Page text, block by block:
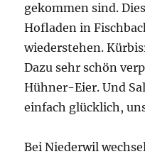
gekommen sind.
Hofladen in
wiederstehen.
Dazu sehr schön
Hühner-Eier. Und
einfach glücklich,
Bei Niederwil